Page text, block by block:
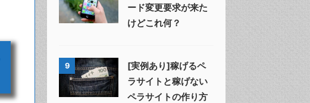
ード変更要求が来た
けどこれ何？
9
[実例あり]稼げるペ
ラサイトと稼げない
ペラサイトの作り方